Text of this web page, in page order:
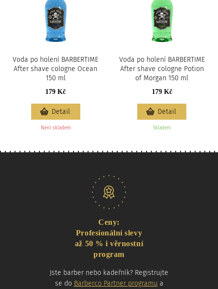
Voda po holení BARBERTIME
After shave cologne Ocean
150 ml
179 Kč
Není skladem
Detail
Voda po holení BARBERTIME
After shave cologne Potion
of Morgan 150 ml
179 Kč
Skladem
Detail
Ceny:
Profesionální slevy
až 50 % i věrnostní
program
Jste barber nebo kadeřník? Registrujte
se do Barberco Partner programu a